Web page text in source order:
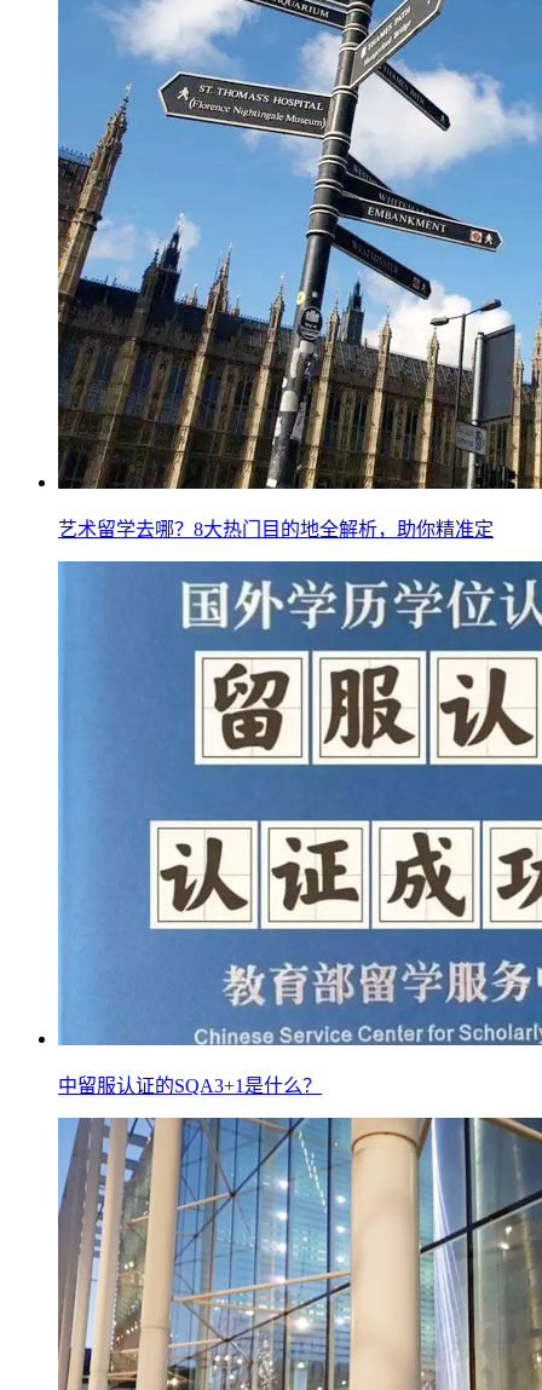
艺术留学去哪？8大热门目的地全解析，助你精准定
中留服认证的SQA3+1是什么？